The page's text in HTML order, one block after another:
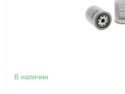
В наличии